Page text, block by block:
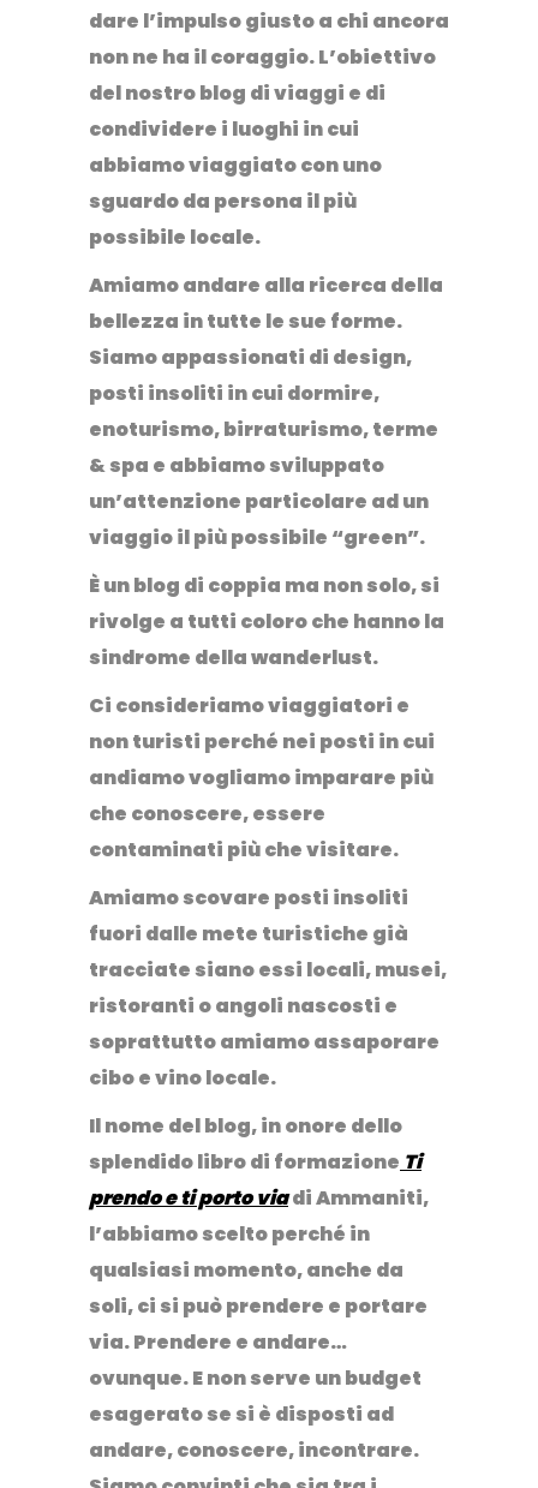
dare l’impulso giusto a chi ancora
non ne ha il coraggio. L’obiettivo
del nostroblog di viaggi e di
condividere i luoghi in cui
abbiamo viaggiato conuno
sguardo da persona il più
possibile locale.
Amiamo andare alla ricerca della
bellezza in tutte le sue forme.
Siamo appassionati di design,
posti insoliti in cui dormire,
enoturismo, birraturismo, terme
& spa e abbiamo sviluppato
un’attenzione particolare ad un
viaggio il più possibile “green”.
È unblog di coppia ma non solo, si
rivolge a tutti coloro che hanno la
sindrome della wanderlust.
Ci consideriamoviaggiatori e
non turisti perché nei posti in cui
andiamo vogliamo imparare più
che conoscere, essere
contaminati più che visitare.
Amiamo scovare posti insoliti
fuori dalle mete turistiche già
tracciatesiano essi locali, musei,
ristoranti o angoli nascosti e
soprattutto amiamo assaporare
cibo e vino locale.
Il nome del blog, in onore dello
splendido libro di formazione Ti
prendo e ti porto viadi Ammaniti,
l’abbiamo scelto perché in
qualsiasi momento, anche da
soli, ci si può prendere e portare
via. Prendere e andare…
ovunque. E non serve un budget
esagerato se si è disposti ad
andare, conoscere, incontrare.